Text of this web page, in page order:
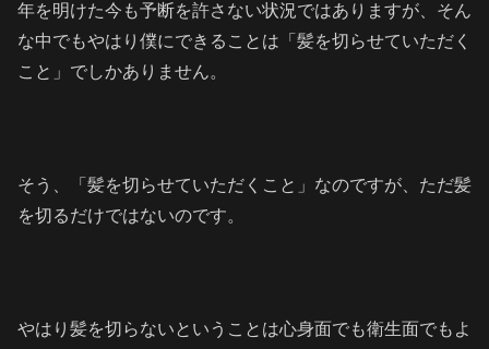
年を明けた今も予断を許さない状況ではありますが、そん
な中でもやはり僕にできることは「髪を切らせていただく
こと」でしかありません。
そう、「髪を切らせていただくこと」なのですが、ただ髪
を切るだけではないのです。
やはり髪を切らないということは心身面でも衛生面でもよ